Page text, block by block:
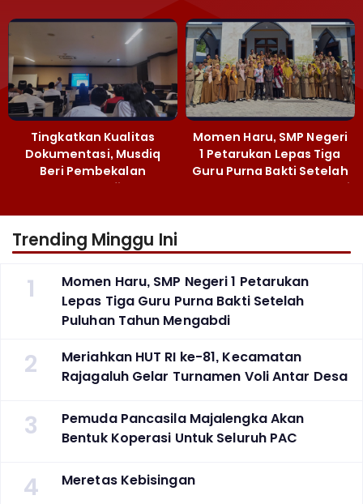
Majalengka
Narkoba
Tingkatkan Kualitas
Dokumentasi, Musdiq
Beri Pembekalan
Fotografi ‎
Momen Haru, SMP Negeri
1 Petarukan Lepas Tiga
Guru Purna Bakti Setelah
Puluhan Tahun Mengabdi
Trending Minggu Ini
1
Momen Haru, SMP Negeri 1 Petarukan
Lepas Tiga Guru Purna Bakti Setelah
Puluhan Tahun Mengabdi
2
Meriahkan HUT RI ke-81, Kecamatan
Rajagaluh Gelar Turnamen Voli Antar Desa
3
Pemuda Pancasila Majalengka Akan
Bentuk Koperasi Untuk Seluruh PAC
4 Meretas Kebisingan